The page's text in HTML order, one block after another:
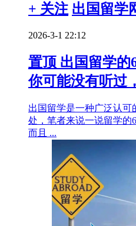
+ 关注 出国留学
2026-3-1 22:12
置顶 出国留学的
你可能没有听过
出国留学是一种广泛认
处，笔者来说一说留学的
而且 ...